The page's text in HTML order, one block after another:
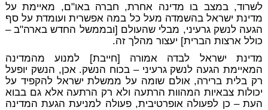
לשרוד, במצב בו מדינה אחרת, חברה באו"ם, מאיימת על
מדינת ישראל בהשמדה מעל כל במה אפשרית ועומדת על סף
הגעה לנשק גרעיני, מבלי שהעולם [ובממשל החדש בארה"ב –
כולל ארצות הברית] יעצור מהלך זה.
מדינת ישראל לבדה אמורה [חייבת] למנוע מהמדינה
המאיימת הגעה לנשק גרעיני – בכוח הנשק. אכן, הנשק יופעל
רק בלית ברירה, אולם שומה על ממשלת ישראל להקפיד על
יכולות צבאיות המהוות הרתעה ולא רק הרתעה אלא גם בבוא
העת – כן לפעולה אופרטיבית, פעולה למניעת הגעת המדינה